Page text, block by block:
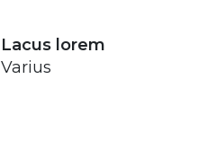
Lacus lorem
Varius